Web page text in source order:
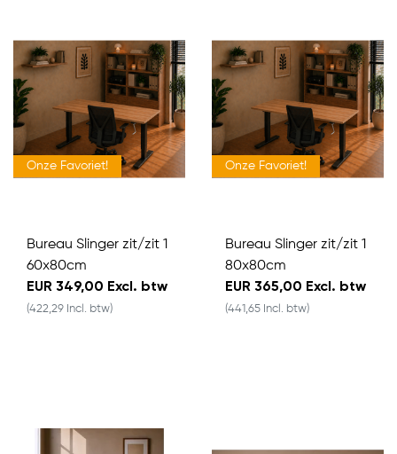
Onze Favoriet!
Bureau Slinger zit/zit 1
60x80cm
EUR 349,00 Excl. btw
(422,29 Incl. btw)
Onze Favoriet!
Bureau Slinger zit/zit 1
80x80cm
EUR 365,00 Excl. btw
(441,65 Incl. btw)